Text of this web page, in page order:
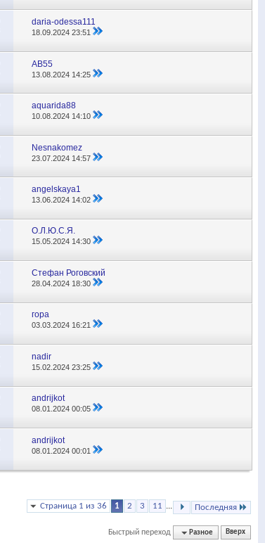
daria-odessa111
18.09.202423:51
АВ55
13.08.2024 14:25
aquarida88
10.08.2024 14:10
Nesnakomez
23.07.2024 14:57
angelskaya1
13.06.2024 14:02
О.Л.Ю.С.Я.
15.05.202414:30
Стефан Роговский
28.04.2024 18:30
гора
03.03.202416:21
nadir
15.02.202423:25
andrijkot
08.01.202400:05
andrijkot
08.01.202400:01
Страница 1 из 36 1 2 3 11 Последняя
Быстрый переход Разное Вверх